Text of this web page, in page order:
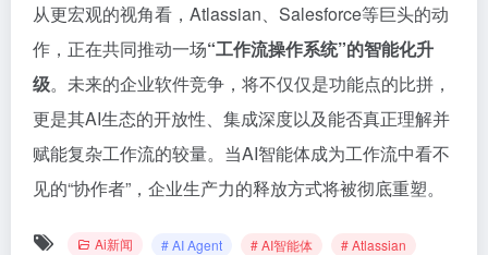
从更宏观的视角看，Atlassian、Salesforce等巨头的动
作，正在共同推动一场“工作流操作系统”的智能化升
级。未来的企业软件竞争，将不仅仅是功能点的比拼，
更是其AI生态的开放性、集成深度以及能否真正理解并
赋能复杂工作流的较量。当AI智能体成为工作流中看不
见的“协作者”，企业生产力的释放方式将被彻底重塑。
Ai新闻 # AI Agent # AI智能体
# Atlassian